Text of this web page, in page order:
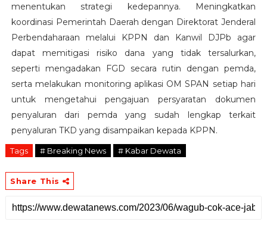
menentukan strategi kedepannya. Meningkatkan
koordinasi Pemerintah Daerah dengan Direktorat Jenderal
Perbendaharaan melalui KPPN dan Kanwil DJPb agar
dapat memitigasi risiko dana yang tidak tersalurkan,
seperti mengadakan FGD secara rutin dengan pemda,
serta melakukan monitoring aplikasi OM SPAN setiap hari
untuk mengetahui pengajuan persyaratan dokumen
penyaluran dari pemda yang sudah lengkap terkait
penyaluran TKD yang disampaikan kepada KPPN.
Tags # Breaking News # Kabar Dewata
Share This